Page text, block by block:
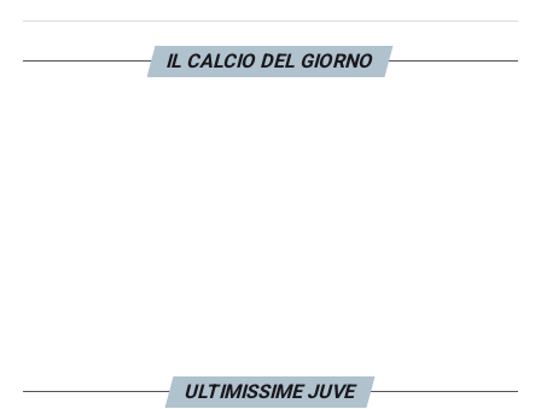
rappresentativa diLega Pro.
IL CALCIO DEL GIORNO
ULTIMISSIME JUVE